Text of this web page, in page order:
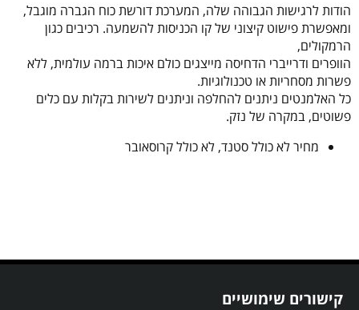
הודות לרגישות הגבוהה שלה, המערכת דורשת כוח הגברה מוגבל,
ומאפשרת פישוט קיצוני של קו הכניסות להשמעה. רכיבים כגון
הרמקולים,
הוופרים ודרייברי הדחיסה מייצגים כולם איכות ברמה עולמית, ללא
פשרות מסחריות או טכנולוגיות.
כל האלמנטים ניתנים להחלפה וניתנים לשירות בקלות עם כלים
פשוטים, במקרה של נזק.
מחיר לא כולל סטנד, לא כולל קרוסאובר
קישורים שימושיים